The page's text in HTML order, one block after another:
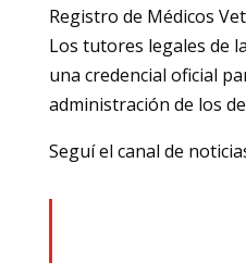
Registro de Médicos
Los tutores legales de
una credencial oficial
administración de los
Seguí el canal de